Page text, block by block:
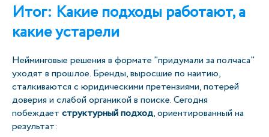
Итог: Какие подходы работают, а
какие устарели
Нейминговые решения в формате "придумали за полчаса"
уходят в прошлое. Бренды, выросшие по наитию,
сталкиваются с юридическими претензиями, потерей
доверия и слабой органикой в поиске. Сегодня
побеждает структурный подход, ориентированный на
результат: